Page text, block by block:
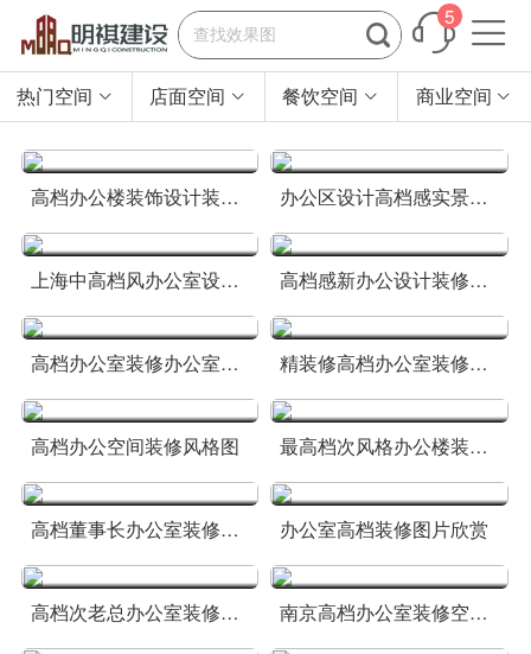

5 
热门空间  店面空间  餐饮空间  商业空间 
高档办公楼装饰设计装修效果图 办公区设计高档感实景效果
上海中高档风办公室设计装修图 高档感新办公设计装修效果图
高档办公室装修办公室效果图 精装修高档办公室装修设计案例
高档办公空间装修风格图 最高档次风格办公楼装修实景图
高档董事长办公室装修图片 办公室高档装修图片欣赏
高档次老总办公室装修效果图 南京高档办公室装修空间图片